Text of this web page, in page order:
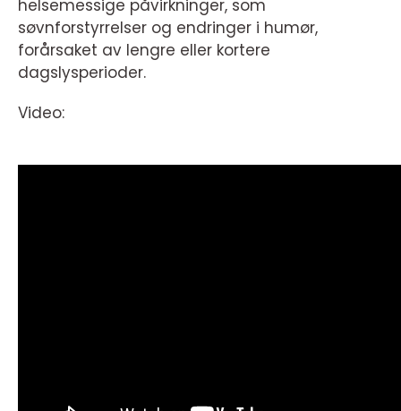
helsemessige påvirkninger, som
søvnforstyrrelser og endringer i humør,
forårsaket av lengre eller kortere
dagslysperioder.
Video: